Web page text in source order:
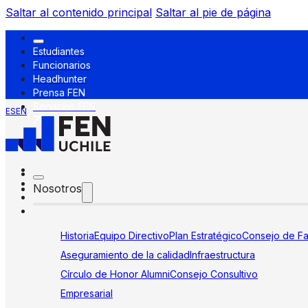
Saltar al contenido principal Saltar al pie de página
Estudiantes
Funcionarios
Headhunter
Prensa FEN
ESEN
Nosotros
HistoriaEquipo DirectivoPlan EstratégicoConsejo de
Aseguramiento de la calidadInfraestructura
Círculo de Honor AlumniConsejo Consultivo
Empresarial